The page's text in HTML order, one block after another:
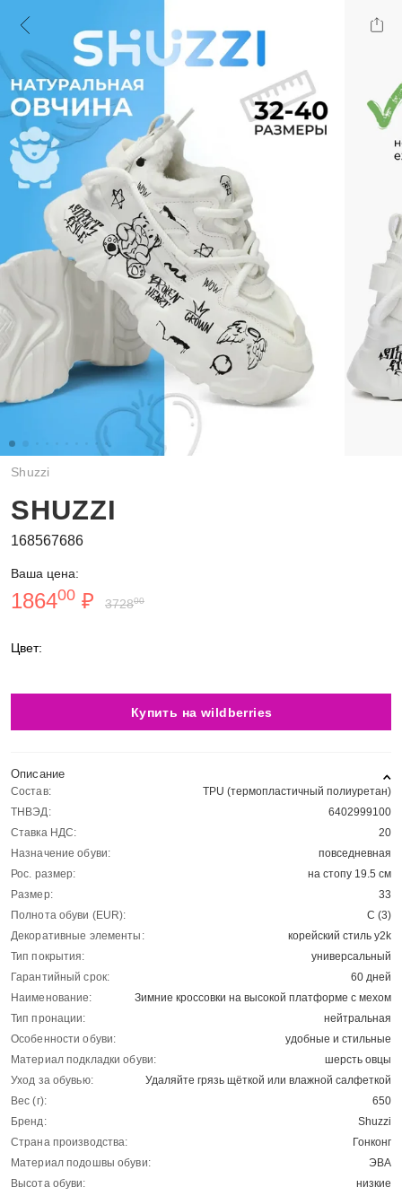
Shuzzi
SHUZZI
168567686
Ваша цена:
186400 ₽ 372800
Цвет:
Купить на wildberries
Описание
Состав:
TPU (термопластичный полиуретан)
ТНВЭД:
6402999100
Ставка НДС:
20
Назначение обуви:
повседневная
Рос. размер:
на стопу 19.5 см
Размер:
33
Полнота обуви (EUR):
С (3)
Декоративные элементы:
корейский стиль y2k
Тип покрытия:
универсальный
Гарантийный срок:
60 дней
Наименование:
Зимние кроссовки на высокой платформе с мехом
Тип пронации:
нейтральная
Особенности обуви:
удобные и стильные
Материал подкладки обуви:
шерсть овцы
Уход за обувью:
Удаляйте грязь щёткой или влажной салфеткой
Вес (г):
650
Бренд:
Shuzzi
Страна производства:
Гонконг
Материал подошвы обуви:
ЭВА
Высота обуви:
низкие